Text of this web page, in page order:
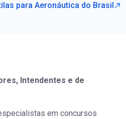
para Aeronáutica do Brasil
Intendentes e de
em concursos